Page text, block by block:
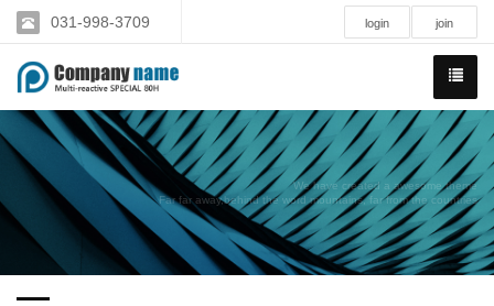
031-998-3709 login join
We have created a awesome theme
Far far away,behind the word mountains, far from the countries